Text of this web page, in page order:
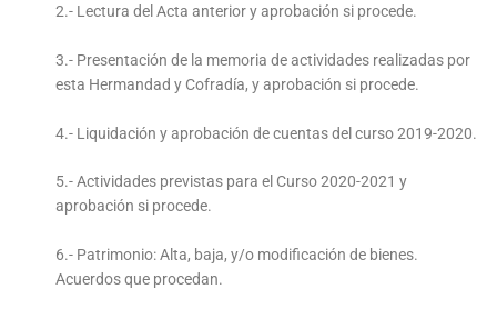
2.- Lectura del Acta anterior y aprobación si procede.
3.- Presentación de la memoria de actividades realizadas por
esta Hermandad y Cofradía, y aprobación si procede.
4.- Liquidación y aprobación de cuentas del curso 2019-2020.
5.- Actividades previstas para el Curso 2020-2021 y
aprobación si procede.
6.- Patrimonio: Alta, baja, y/o modificación de bienes.
Acuerdos que procedan.